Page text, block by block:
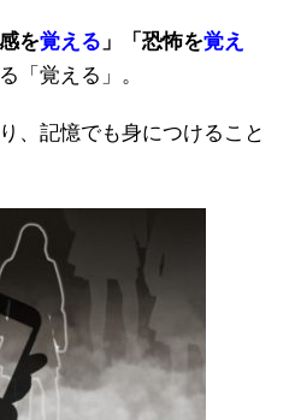
を覚える 」「恐怖を覚え
「覚える」。
、記憶でも身につけること